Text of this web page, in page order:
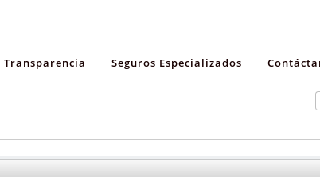
Transparencia Seguros Especializados